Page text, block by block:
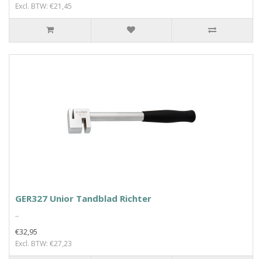
Excl. BTW: €21,45
GER327 Unior Tandblad Richter
..
€32,95
Excl. BTW: €27,23